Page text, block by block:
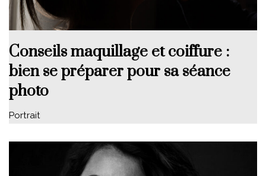
Conseils maquillage et coiffure :
bien se préparer pour sa séance
photo
Portrait